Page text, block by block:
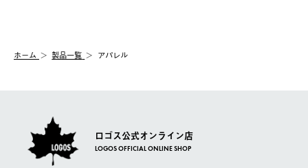
【配送業者】
佐川急便にて配送されます。
む）は受け付けておりません。
一度お手元の商品を返品いただき、ご希望商品を再注文してくだ
ホーム 製品一覧 アパレル
ロゴス公式オンライン店
LOGOS OFFICIAL ONLINE SHOP